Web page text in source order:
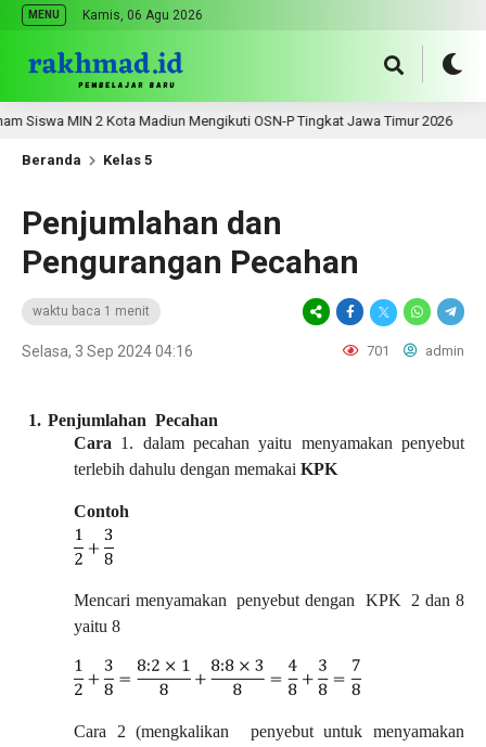
MENU Kamis, 06 Agu 2026
MIN 2 Kota Madiun Mengikuti OSN-P Tingkat Jawa Timur 2026
Beranda Kelas 5
Penjumlahan dan
Pengurangan Pecahan
waktu baca 1 menit
Selasa, 3 Sep 2024 04:16 701 admin
Penjumlahan Pecahan
Cara 1. dalam pecahan yaitu menyamakan penyebut
terlebih dahulu dengan memakai KPK
Contoh
Mencari menyamakan penyebut dengan KPK
2 dan 8
yaitu 8
Cara 2 (mengkalikan
penyebut untuk menyamakan